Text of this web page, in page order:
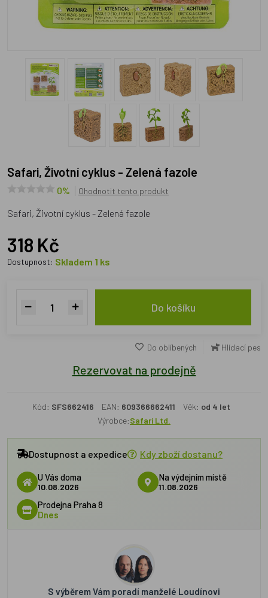
Safari, Životní cyklus - Zelená fazole
0% Ohodnotit tento produkt
Safari, Životní cyklus - Zelená fazole
318 Kč
Dostupnost: Skladem 1 ks
Do košíku
Do oblíbených Hlídací pes
Rezervovat na prodejně
Kód: SFS662416 EAN: 609366662411 Věk: od 4 let
Výrobce:Safari Ltd.
Dostupnost a expedice Kdy zboží dostanu?
U Vás doma
10.08.2026
Na výdejním místě
11.08.2026
Prodejna Praha 8
Dnes
S výběrem Vám poradí manželé Loudínovi